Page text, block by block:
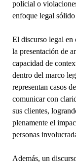
policial o
enfoque legal
El discurso legal en
la presentación de
capacidad de
dentro del marco
representan casos
comunicar con
sus clientes,
plenamente el
personas
Además, un